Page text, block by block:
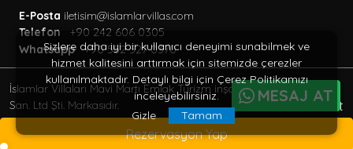
E-Posta iletisim@islamlarvillas.com
Telefon
+90 242 606 0305
Whatsapp +90 552 527 0370
İslamlar Villaları Mavi Martı Emlak Turizm inşaat Tic. Ve
San. Ltd Şti. Markasıdır.
© 2013 - 2026 Her Hakkı Saklıdır.
BöcekSoft
MESAJ AT
Rezervasyon Yap
Sizlere daha iyi bir kullanıcı deneyimi sunabilmek ve
hizmet kalitesini arttırmak için sitemizde çerezler
kullanılmaktadır. Detaylı bilgi için Çerez Politikamızı
inceleyebilirsiniz.
Gizle
Tamam